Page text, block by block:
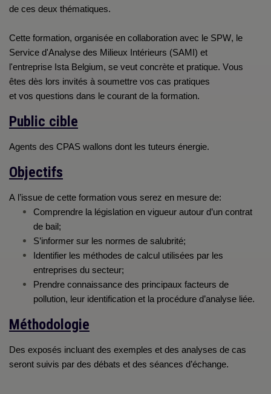
de ces deux thématiques.
Cette formation, organisée en collaboration avec le SPW, le
Service d'Analyse des Milieux Intérieurs (SAMI) et
l'entreprise Ista Belgium, se veut concrète et pratique. Vous
êtes dès lors invités à soumettre vos cas pratiques
et vos questions dans le courant de la formation.
Public cible
Agents des CPAS wallons dont les tuteurs énergie.
Objectifs
A l’issue de cette formation vous serez en mesure de:
Comprendre la législation en vigueur autour d’un contrat
de bail ;
S’informer sur les normes de salubrité;
Identifier les méthodes de calcul utilisées par les
entreprises du secteur;
Prendre connaissance des principaux facteurs de
pollution, leur identification et la procédure d’analyse liée.
Méthodologie
Des exposés incluant des exemples et des analyses de cas
seront suivis par des débats et des séances d’échange.